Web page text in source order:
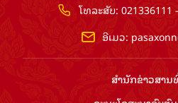
ໂທລະສັບ:
ອີເມວ:
ສຳ​ນັກ​ຂ່າວ​ສານ​